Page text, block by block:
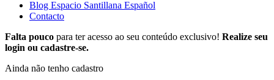
Blog Espacio Santillana Español
Contacto
Falta pouco para ter acesso ao seu conteúdo exclusivo! Realize seu
login ou cadastre-se.
Ainda não tenho cadastro